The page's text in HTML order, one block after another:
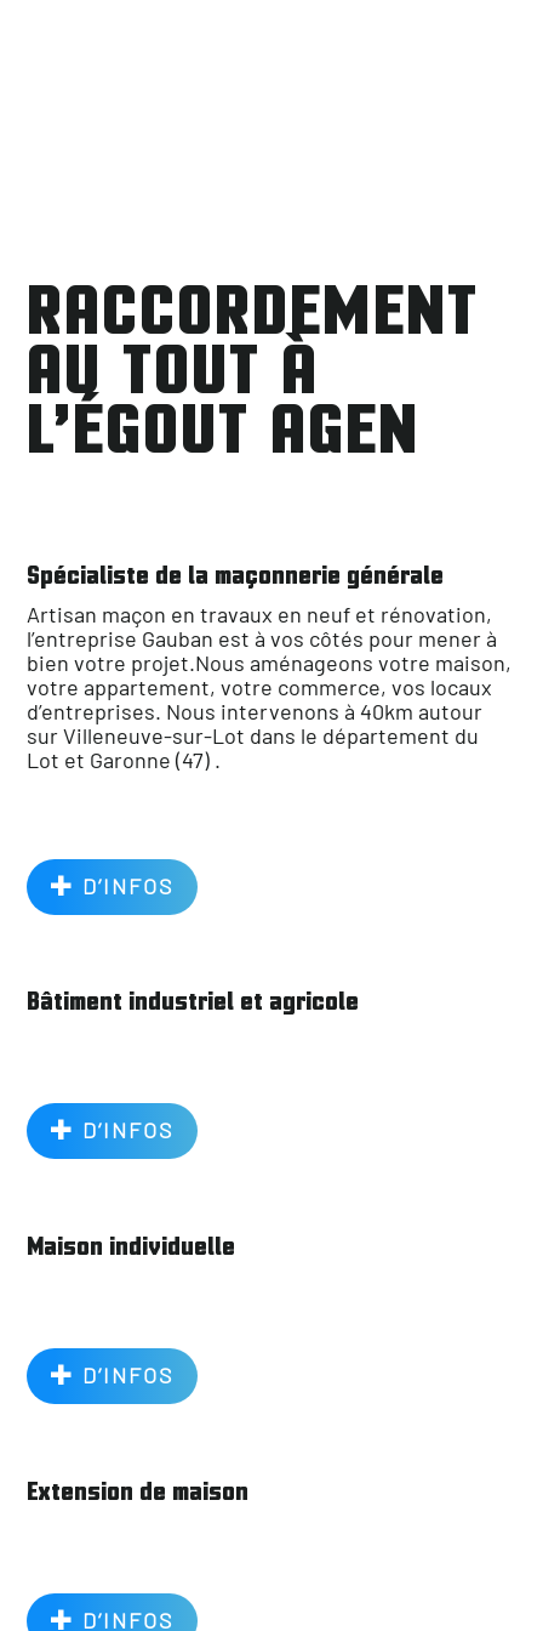
RACCORDEMENT
AU TOUT À
L’ÉGOUT AGEN
Spécialiste de la maçonnerie générale
Artisan maçon en travaux en neuf et rénovation,
l’entreprise Gauban est à vos côtés pour mener à
bien votre projet.Nous aménageons votre maison,
votre appartement, votre commerce, vos locaux
d’entreprises. Nous intervenons à 40km autour
sur Villeneuve-sur-Lot dans le département du
Lot et Garonne (47) .
D’INFOS
Bâtiment industriel et agricole
D’INFOS
Maison individuelle
D’INFOS
Extension de maison
D’INFOS